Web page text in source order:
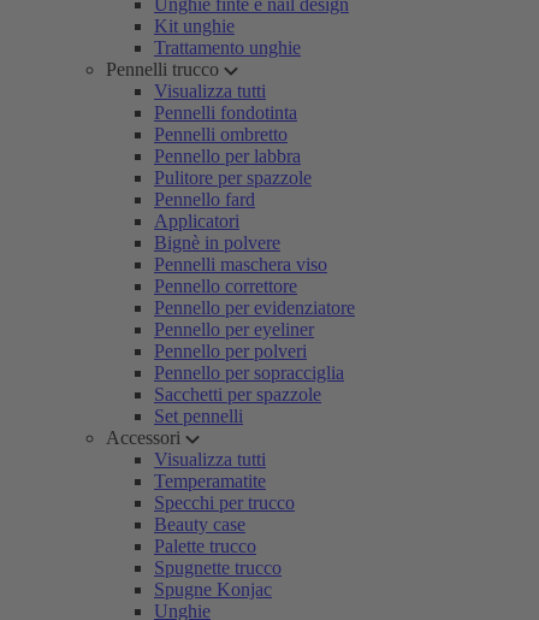
Unghie finte e nail design
Kit unghie
Trattamento unghie
Pennelli trucco
Visualizza tutti
Pennelli fondotinta
Pennelli ombretto
Pennello per labbra
Pulitore per spazzole
Pennello fard
Applicatori
Bignè in polvere
Pennelli maschera viso
Pennello correttore
Pennello per evidenziatore
Pennello per eyeliner
Pennello per polveri
Pennello per sopracciglia
Sacchetti per spazzole
Set pennelli
Accessori
Visualizza tutti
Temperamatite
Specchi per trucco
Beauty case
Palette trucco
Spugnette trucco
Spugne Konjac
Unghie